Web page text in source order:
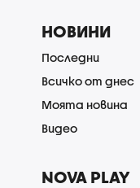
НОВИНИ
Последни
Всичко от днес
Моята новина
Видео
NOVA PLAY